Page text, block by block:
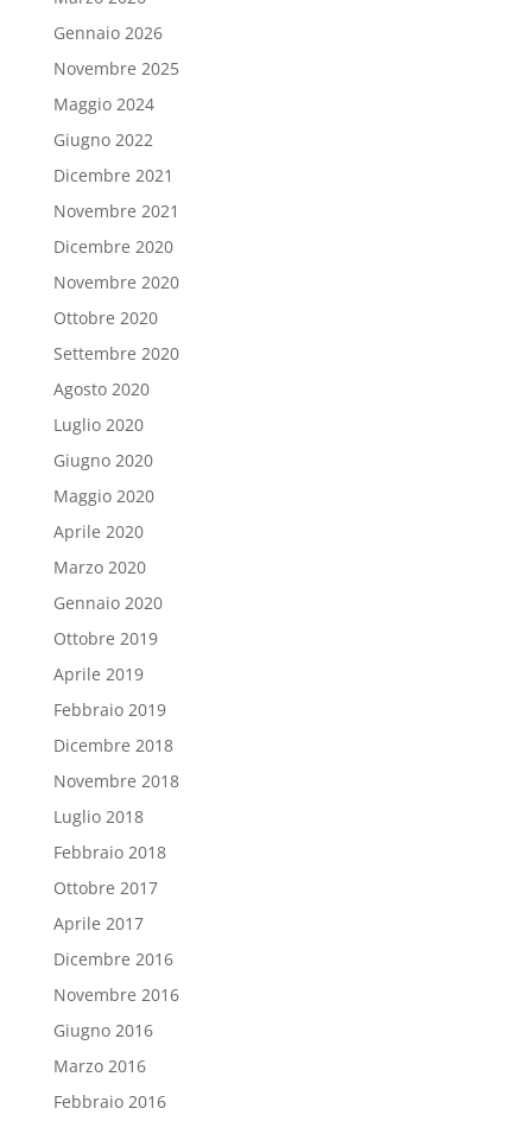
Gennaio 2026
Novembre 2025
Maggio 2024
Giugno 2022
Dicembre 2021
Novembre 2021
Dicembre 2020
Novembre 2020
Ottobre 2020
Settembre 2020
Agosto 2020
Luglio 2020
Giugno 2020
Maggio 2020
Aprile 2020
Marzo 2020
Gennaio 2020
Ottobre 2019
Aprile 2019
Febbraio 2019
Dicembre 2018
Novembre 2018
Luglio 2018
Febbraio 2018
Ottobre 2017
Aprile 2017
Dicembre 2016
Novembre 2016
Giugno 2016
Marzo 2016
Febbraio 2016